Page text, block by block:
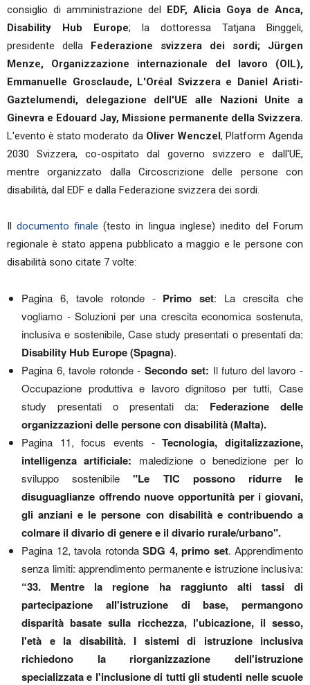
consiglio di amministrazione del EDF, Alicia Goya de Anca,
Disability Hub Europe; la dottoressa Tatjana Binggeli,
presidente della Federazione svizzera dei sordi; Jürgen
Menze, Organizzazione internazionale del lavoro (OIL),
Emmanuelle Grosclaude, L'Oréal Svizzera e Daniel Aristi-
Gaztelumendi, delegazione dell'UE alle Nazioni Unite a
Ginevra e Edouard Jay, Missione permanente della Svizzera.
L'evento è stato moderato da Oliver Wenczel, Platform Agenda
2030 Svizzera, co-ospitato dal governo svizzero e dall'UE,
mentre organizzato dalla Circoscrizione delle persone con
disabilità, dal EDF e dalla Federazione svizzera dei sordi.
Ildocumento finale (testo in lingua inglese) inedito del Forum
regionale è stato appena pubblicato a maggio e le persone con
disabilità sono citate 7 volte:
Pagina 6, tavole rotonde -Primo set: La crescita che
vogliamo - Soluzioni per una crescita economica sostenuta,
inclusiva e sostenibile, Case study presentati o presentati da:
Disability Hub Europe (Spagna).
Pagina 6, tavole rotonde - Secondo set: Il futuro del lavoro -
Occupazione produttiva e lavoro dignitoso per tutti, Case
study presentati o presentati da: Federazione delle
organizzazioni delle persone con disabilità (Malta).
Pagina 11, focus events -Tecnologia, digitalizzazione,
intelligenza artificiale: maledizione o benedizione per lo
sviluppo sostenibile"Le TIC possono ridurre le
disuguaglianze offrendo nuove opportunità per i giovani,
gli anziani e le persone con disabilità e contribuendo a
colmare il divario di genere e il divario rurale/urbano".
Pagina 12, tavola rotondaSDG 4, primo set. Apprendimento
senza limiti: apprendimento permanente e istruzione inclusiva:
“33. Mentre la regione ha raggiunto alti tassi di
partecipazione all'istruzione di base, permangono
disparità basate sulla ricchezza, l'ubicazione, il sesso,
l'età e la disabilità. I sistemi di istruzione inclusiva
richiedono la riorganizzazione dell'istruzione
specializzata e l'inclusione di tutti gli studenti nelle scuole